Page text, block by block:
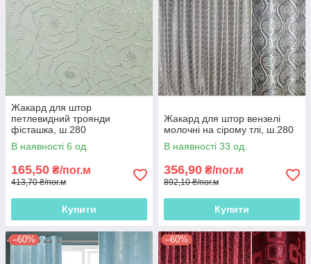
Жакард для штор
петлевидний троянди
фісташка, ш.280
В наявності 6 од.
165,50 ₴/пог.м
413,70 ₴/пог.м
Купити
Жакард для штор вензелі
молочні на сірому тлі, ш.280
В наявності 33 од.
356,90 ₴/пог.м
892,10 ₴/пог.м
Купити
–60% –60%